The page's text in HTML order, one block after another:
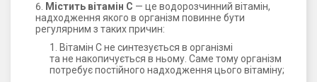
Містить вітамін С — це водорозчинний вітамін,
надходження якого в організм повинне бути
регулярним з таких причин:
Вітамін С не синтезується в організмі
та не накопичується в ньому. Саме тому організм
потребує постійного надходження цього вітаміну;